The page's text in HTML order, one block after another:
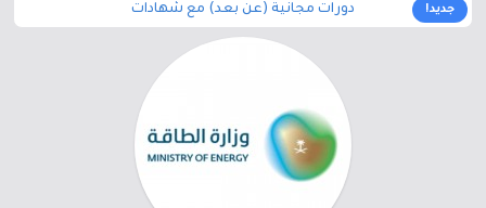
جديد! دورات مجانية (عن بعد) مع شهادات